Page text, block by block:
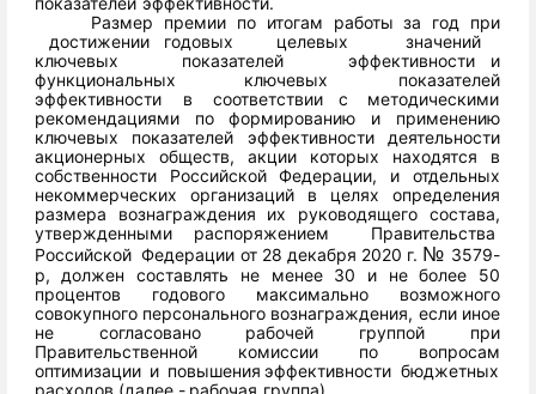
Размер
премии по итогам работы за год
при
достижении
годовых целевых
значений
ключевых
показателей эффективности
и
функциональных
ключевых
показателей
эффективности
в соответствии с
методическими
рекомендациями
по формированию и
применению
ключевых
показателей эффективности
деятельности
акционерных
обществ, акции которых находятся
в
собственности
Российской Федерации, и
отдельных
некоммерческих
организаций в целях
определения
размера
вознаграждения их руководящего состава,
утвержденными
распоряжением
Правительства
Российской Федерации от 28 декабря 2020 г. № 3579-
р, должен составлять не менее 30 и не более
50
процентов
годового максимально
возможного
совокупного персонального вознаграждения, если иное
не согласовано рабочей группой
при
Правительственной комиссии по вопросам
оптимизации и повышения эффективности бюджетных
расходов (далее - рабочая группа).